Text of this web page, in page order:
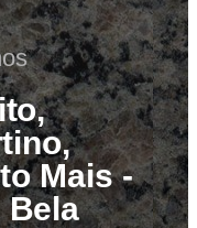
Mais -
Bela